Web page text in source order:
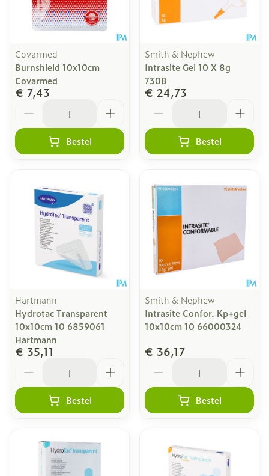
Covarmed
Burnshield 10x10cm
Covarmed
€ 7,43
Bestel
Smith & Nephew
Intrasite Gel 10 X 8g
7308
€ 24,73
Bestel
Hartmann
Hydrotac Transparent
10x10cm 10 6859061
Hartmann
€ 35,11
Bestel
Smith & Nephew
Intrasite Confor. Kp+gel
10x10cm 10 66000324
€ 36,17
Bestel